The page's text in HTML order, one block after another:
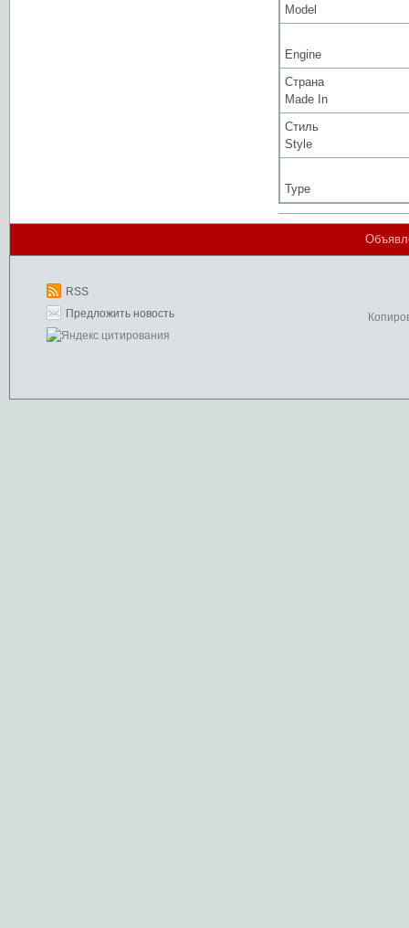
Model
Engine
Страна
Made In
Стиль
Style
Type
RSS
Предложить новость